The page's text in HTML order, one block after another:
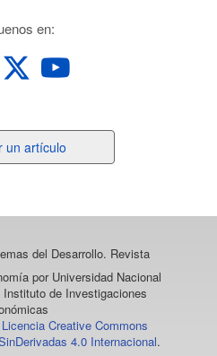
en:
un artículo
del Desarrollo. Revista
por Universidad Nacional
de Investigaciones
Licencia Creative Commons
4.0 Internacional.